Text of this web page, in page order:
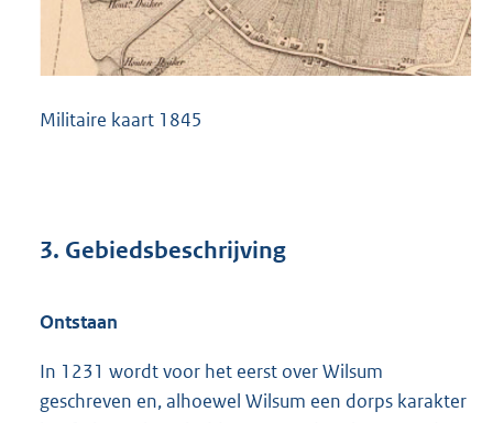
Militaire kaart 1845
3. Gebiedsbeschrijving
Ontstaan
In 1231 wordt voor het eerst over Wilsum
geschreven en, alhoewel Wilsum een dorps karakter